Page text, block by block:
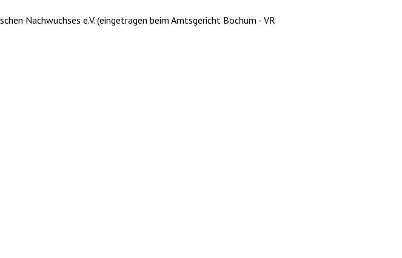
Nachwuchses e.V. (eingetragen beim Amtsgericht Bochum - VR